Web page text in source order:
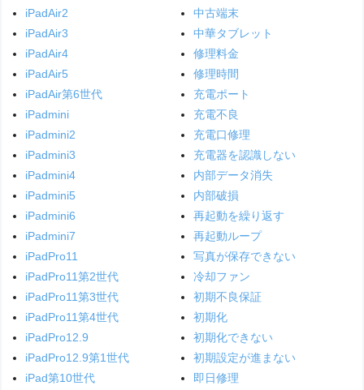
iPadAir2
iPadAir3
iPadAir4
iPadAir5
iPadAir第6世代
iPadmini
iPadmini2
iPadmini3
iPadmini4
iPadmini5
iPadmini6
iPadmini7
iPadPro11
iPadPro11第2世代
iPadPro11第3世代
iPadPro11第4世代
iPadPro12.9
iPadPro12.9第1世代
iPad第10世代
中古端末
中華タブレット
修理料金
修理時間
充電ポート
充電不良
充電口修理
充電器を認識しない
内部データ消失
内部破損
再起動を繰り返す
再起動ループ
写真が保存できない
冷却ファン
初期不良保証
初期化
初期化できない
初期設定が進まない
即日修理